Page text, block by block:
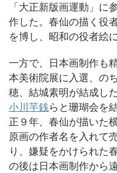
「大正新版画運動」に
作した。春仙の描く役
を博し、昭和の役者絵
一方で、日本画制作も
本美術院展に入選、の
穂、結城素明が結成し
小川芋銭 らと珊瑚会を
正９年、春仙が描いた
原画の作者名を入れて
り、嫌疑をかけられた
の後は日本画制作から